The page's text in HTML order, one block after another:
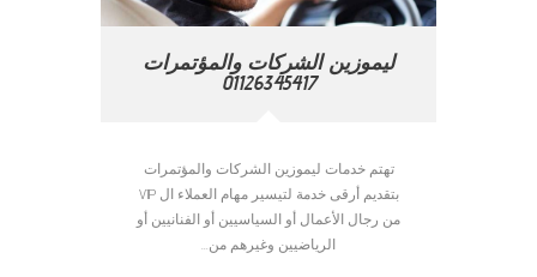
ليموزين الشركات والمؤتمرات
01126345417
تهتم خدمات ليموزين الشركات والمؤتمرات
بتقديم أرقى خدمة لتيسير مهام العملاء ال VIP
من رجال الأعمال أو السياسيين أو الفنانيين أو
الرياضيين وغيرهم من...